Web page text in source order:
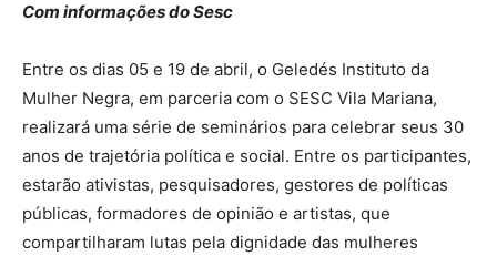
Com informações do Sesc
Entre os dias 05 e 19 de abril, o Geledés Instituto da
Mulher Negra, em parceria com o SESC Vila Mariana,
realizará uma série de seminários para celebrar seus 30
anos de trajetória política e social. Entre os participantes,
estarão ativistas, pesquisadores, gestores de políticas
públicas, formadores de opinião e artistas, que
compartilharam lutas pela dignidade das mulheres